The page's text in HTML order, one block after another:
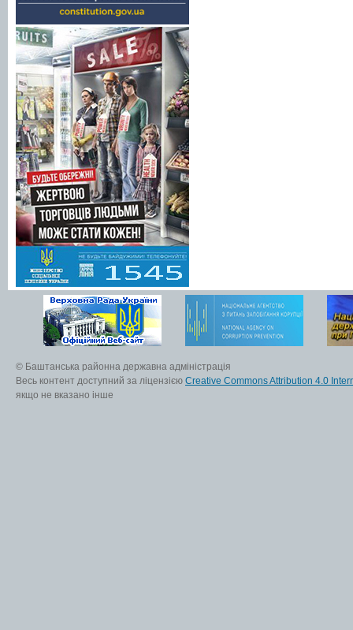
© Баштанська районна державна адміністрація
Весь контент доступний за ліцензією Creative Commons Attribution 4.0
якщо не вказано інше